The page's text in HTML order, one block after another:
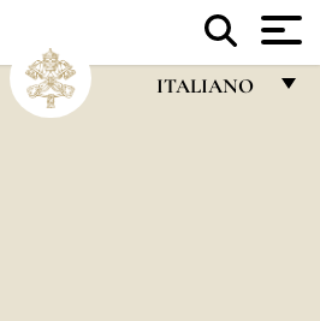
ITALIANO